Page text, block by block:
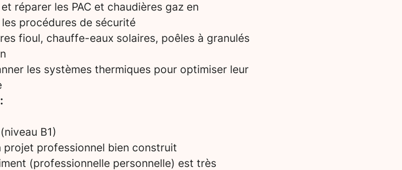
réparer les PAC et chaudières gaz en
procédures de sécurité
fioul, chauffe-eaux solaires, poêles à granulés
les systèmes thermiques pour optimiser leur
B1)
professionnel bien construit
(professionnelle personnelle) est très